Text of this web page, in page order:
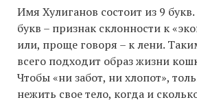
Имя Хулиганов состоит из 9
букв – признак склонности к
или, проще говоря – к лени.
всего подходит образ жизни
Чтобы «ни забот, ни хлопот»,
нежить свое тело, когда и